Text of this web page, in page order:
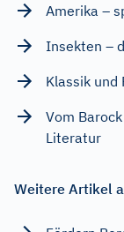
Amerika –
Insekten –
Klassik und
Vom
Literatur
Weitere Artikel